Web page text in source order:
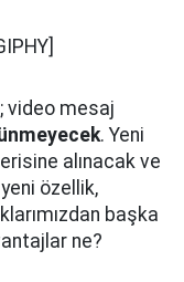
video mesaj
. Yeni
alınacak ve
özellik,
başka
ne?